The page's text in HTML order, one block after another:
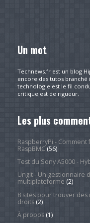
Un mot
Technews.fr est un blog
encore des tutos
technologie est le fil
critique est de rigueur.
Les plus
RaspberryPi -
RaspBMC(56)
Test du Sony A5000 -
Ungit - Un gestionnaire
multiplateforme (2)
8 sites pour trouver
droits(2)
À propos(1)